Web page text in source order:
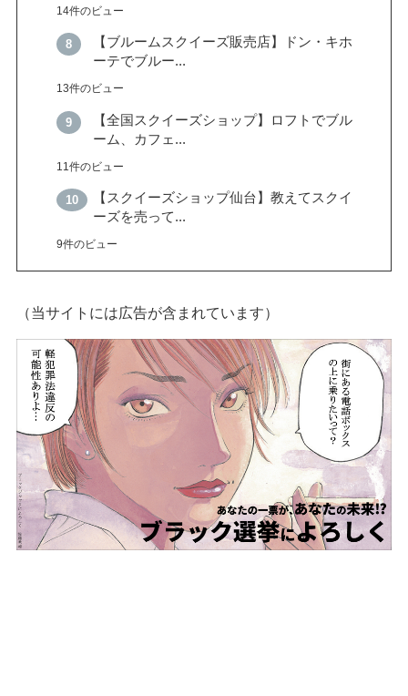
14件のビュー
【ブルームスクイーズ販売店】ドン・キホ
ーテでブルー...
13件のビュー
【全国スクイーズショップ】ロフトでブル
ーム、カフェ...
11件のビュー
【スクイーズショップ仙台】教えてスクイ
ーズを売って...
9件のビュー
（当サイトには広告が含まれています）